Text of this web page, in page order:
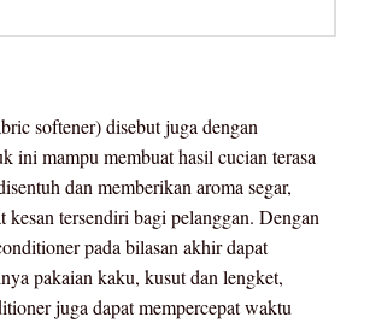
softener) disebut juga dengan
ini mampu membuat hasil cucian terasa
dan memberikan aroma segar,
kesan tersendiri bagi pelanggan. Dengan
pada bilasan akhir dapat
pakaian kaku, kusut dan lengket,
juga dapat mempercepat waktu